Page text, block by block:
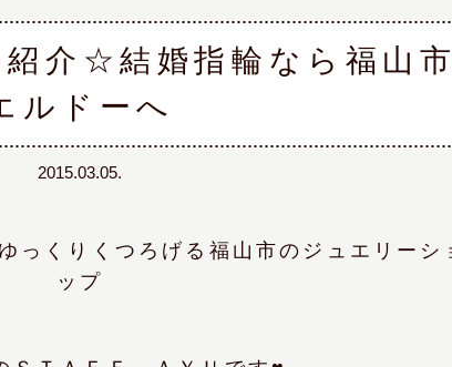
介☆結婚指輪なら福山市
ルドーへ
2015.03.05.
っくりくつろげる福山市のジュエリーシ
ップ